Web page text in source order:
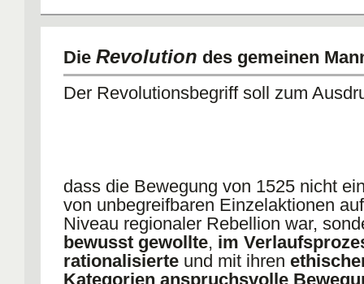
der Bauern
miserabel gewesen sein
Wirthseit ~1470 Aufschwung der
Entwicklung
- lehnte These der wirtschaftl. Not der
unklaren Drang,
die Staatszustände zu ändern, und
geringeren Stände zu heben’
eine der Vorbedingungen für Hans Wassmund für
Revolutionen: wirtschaftl. Wachstum unterbrochen
Rezession, zunehmender Armut, wachsenden
Die Revolution des gemeinen
Der Revolutionsbegriff soll zum
dass die Bewegung von 1525 nicht
von unbegreifbaren Einzelaktionen
Niveau regionaler Rebellion war,
bewusst gewollte, im
rationalisierte und mit ihren
Kategorien anspruchsvolle